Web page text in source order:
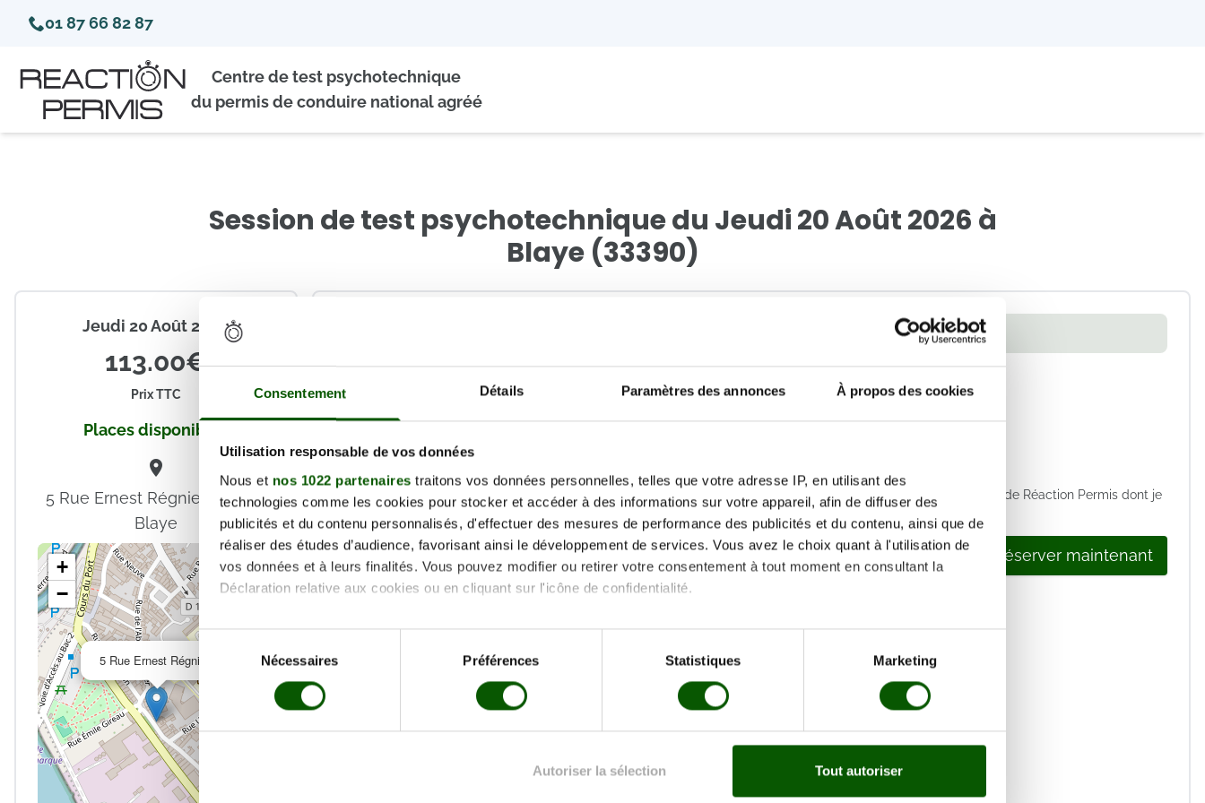
Consentement Détails Paramètres des annonces À propos des cookies
Utilisation responsable de vos données
Nous et nos 1022 partenaires traitons vos données personnelles, telles que votre adresse IP, en utilisant des
technologies comme les cookies pour stocker et accéder à des informations sur votre appareil, afin de diffuser des
publicités et du contenu personnalisés, d'effectuer des mesures de performance des publicités et du contenu, ainsi que de
réaliser des études d’audience, favorisant ainsi le développement de services. Vous avez le choix quant à l'utilisation de
vos données et à leurs finalités. Vous pouvez modifier ou retirer votre consentement à tout moment en consultant la
Déclaration relative aux cookies ou en cliquant sur l'icône de confidentialité.
Si vous le permettez, nous aimerions également :
Collecter des informations sur votre localisation géographique qui peuvent être précises à plusieurs mètres près
digitales).
. Vous pouvez modifier ou retirer votre consentement à tout moment à partir de la déclaration sur les cookies.
Sélection
du
consentement
Nécessaires Préférences Statistiques Marketing
Autoriser la sélection Tout autoriser
01 87 66 82 87
Centre de test psychotechnique
du permis de conduire national agréé
Session de test psychotechnique du Jeudi 20 Août 2026 à
Blaye (33390)
Jeudi 20 Août 2026
113.00€
Prix TTC
Places disponibles
5 Rue Ernest Régnier , 33390
Blaye
5 Rue Ernest Régnier
+
−
Nom * Prénom(s) *
Email *
En validant ce formulaire, j'accepte la politique de protection des données et les conditions générales de vente
de Réaction Permis dont je
déclare avoir pris connaissance.
Réserver maintenant